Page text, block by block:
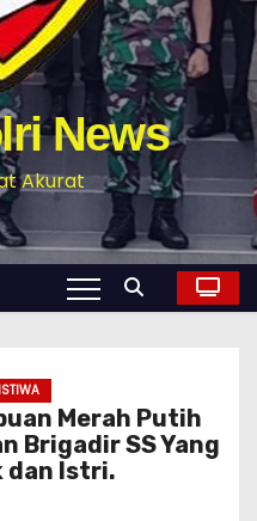
News
Akurat
Merah Putih
Brigadir SS Yang
dan Istri.